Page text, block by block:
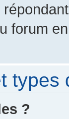
forum
types
?